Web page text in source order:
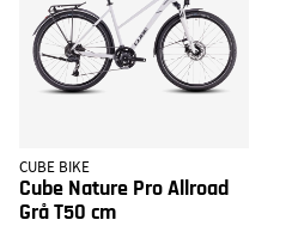
CUBE BIKE
Cube Nature Pro Allroad
Grå T50 cm